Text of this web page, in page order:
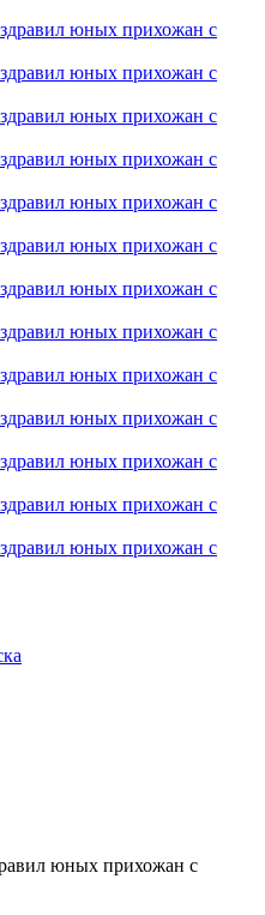
юных прихожан с